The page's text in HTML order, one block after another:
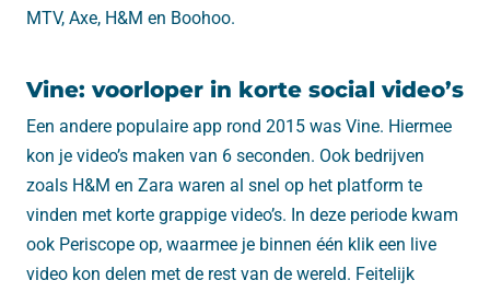
MTV, Axe, H&M en Boohoo.
Vine: voorloper in korte social video’s
Een andere populaire app rond 2015 was Vine. Hiermee
kon je video’s maken van 6 seconden. Ook bedrijven
zoals H&M en Zara waren al snel op het platform te
vinden met korte grappige video’s. In deze periode kwam
ook Periscope op, waarmee je binnen één klik een live
video kon delen met de rest van de wereld. Feitelijk